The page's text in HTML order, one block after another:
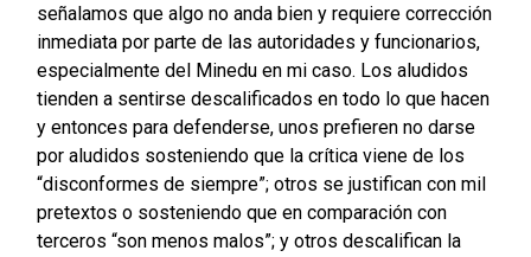
señalamos que algo no anda bien y requiere corrección
inmediata por parte de las autoridades y funcionarios,
especialmente del Minedu en mi caso. Los aludidos
tienden a sentirse descalificados en todo lo que hacen
y entonces para defenderse, unos prefieren no darse
por aludidos sosteniendo que la crítica viene de los
“disconformes de siempre”; otros se justifican con mil
pretextos o sosteniendo que en comparación con
terceros “son menos malos”; y otros descalifican la